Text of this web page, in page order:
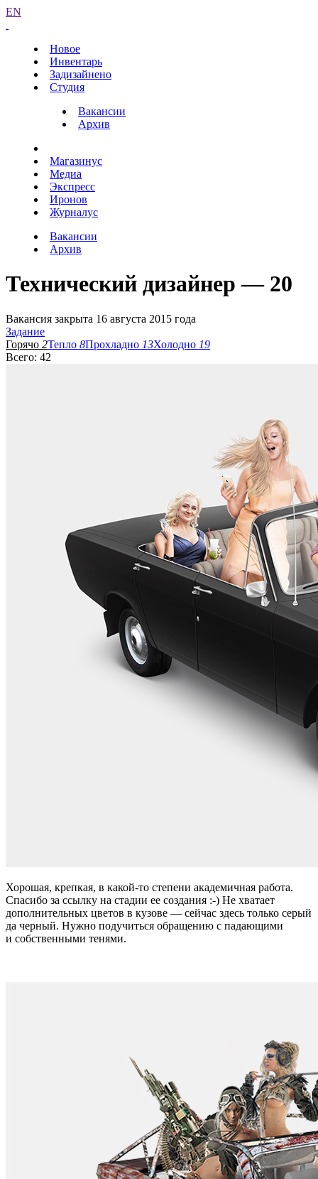
EN
Новое
Инвентарь
Задизайнено
Студия
Вакансии
Архив
Магазинус
Медиа
Экспресс
Иронов
Журналус
Вакансии
Архив
Технический дизайнер — 20
Вакансия закрыта 16 августа 2015 года
Задание
Горячо 2Тепло 8Прохладно 13Холодно 19
Всего: 42
Хорошая, крепкая, в какой-то степени академичная работа.
Спасибо за ссылку на стадии ее создания :-) Не хватает
дополнительных цветов в кузове — сейчас здесь только серый
да черный. Нужно подучиться обращению с падающими
и собственными тенями.